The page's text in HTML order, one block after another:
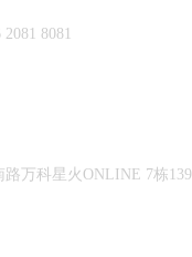
2081 8081
路万科星火ONLINE 7栋139